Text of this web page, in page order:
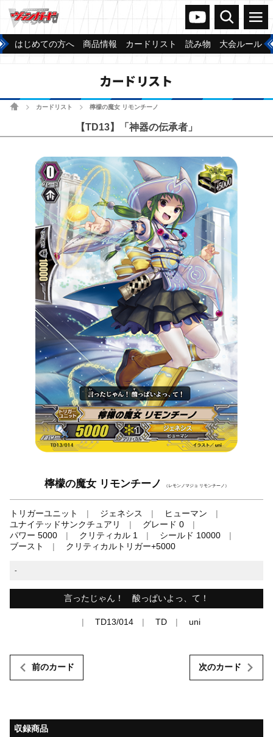
ヴァンガードch
検索 メニュー
はじめての方へ 商品情報 カードリスト 読み物 大会ルール
カードリスト
ホームカードリスト 檸檬の魔女 リモンチーノ
【TD13】「神器の伝承者」
檸檬の魔女 リモンチーノ （レモンノマジョ リモンチーノ）
トリガーユニット ジェネシス
ヒューマン
ユナイテッドサンクチュアリ
グレード 0
パワー 5000
クリティカル 1
シールド 10000
ブースト
クリティカルトリガー+5000
-
言ったじゃん！ 酸っぱいよっ、て！
TD13/014 TD uni
前のカード 次のカード
収録商品